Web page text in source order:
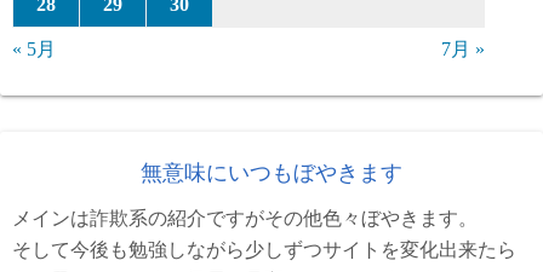
28 29 30
« 5月 7月 »
無意味にいつもぼやきます
メインは詐欺系の紹介ですがその他色々ぼやきます。
そして今後も勉強しながら少しずつサイトを変化出来たら